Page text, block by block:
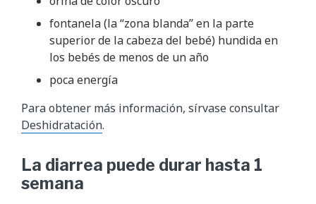
fontanela (la “zona blanda” en la parte
superior de la cabeza del bebé) hundida en
los bebés de menos de un año
poca energía
Para obtener más información, sírvase consultar
Deshidratación.
La diarrea puede durar hasta 1
semana